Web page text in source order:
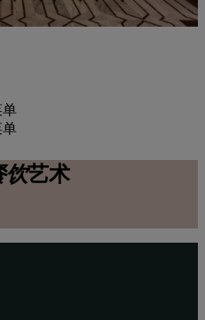
饮艺术